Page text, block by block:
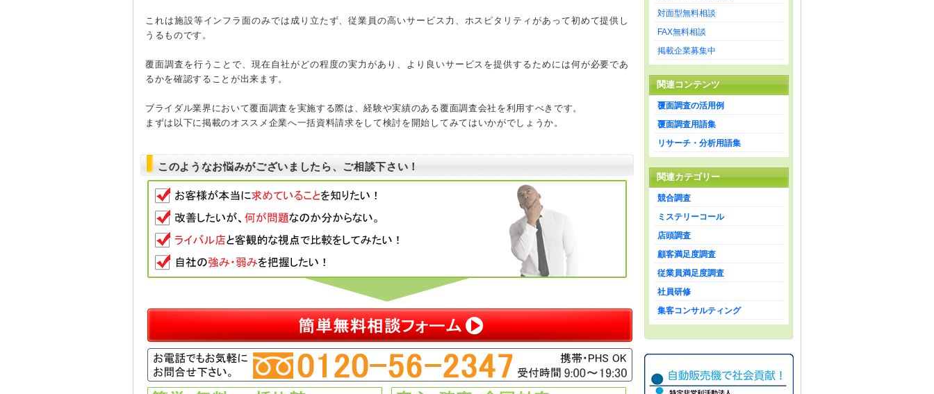
これは施設等インフラ面のみでは成り立たず、従業員の高いサービス力、ホスピタリティがあって初めて提供し
うるものです。
覆面調査を行うことで、現在自社がどの程度の実力があり、より良いサービスを提供するためには何が必要であ
るかを確認することが出来ます。
ブライダル業界において覆面調査を実施する際は、経験や実績のある覆面調査会社を利用すべきです。
まずは以下に掲載のオススメ企業へ一括資料請求をして検討を開始してみてはいかがでしょうか。
このようなお悩みがございましたら、ご相談下さい！
対面型無料相談
FAX無料相談
掲載企業募集中
関連コンテンツ
覆面調査の活用例
覆面調査用語集
リサーチ・分析用語集
関連カテゴリー
競合調査
ミステリーコール
店頭調査
顧客満足度調査
従業員満足度調査
社員研修
集客コンサルティング